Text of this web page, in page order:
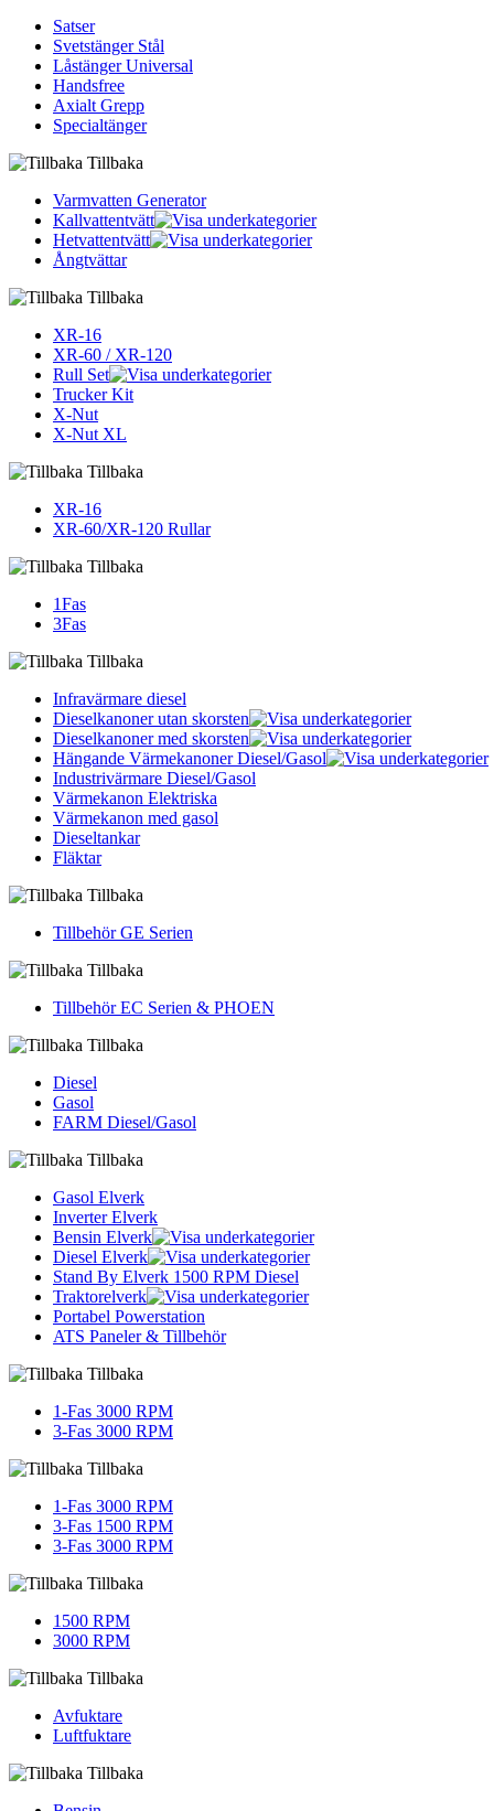
Satser
Svetstänger Stål
Låstänger Universal
Handsfree
Axialt Grepp
Specialtänger
Tillbaka
Varmvatten Generator
Kallvattentvätt
Hetvattentvätt
Ångtvättar
Tillbaka
XR-16
XR-60 / XR-120
Rull Set
Trucker Kit
X-Nut
X-Nut XL
Tillbaka
XR-16
XR-60/XR-120 Rullar
Tillbaka
1Fas
3Fas
Tillbaka
Infravärmare diesel
Dieselkanoner utan skorsten
Dieselkanoner med skorsten
Hängande Värmekanoner Diesel/Gasol
Industrivärmare Diesel/Gasol
Värmekanon Elektriska
Värmekanon med gasol
Dieseltankar
Fläktar
Tillbaka
Tillbehör GE Serien
Tillbaka
Tillbehör EC Serien & PHOEN
Tillbaka
Diesel
Gasol
FARM Diesel/Gasol
Tillbaka
Gasol Elverk
Inverter Elverk
Bensin Elverk
Diesel Elverk
Stand By Elverk 1500 RPM Diesel
Traktorelverk
Portabel Powerstation
ATS Paneler & Tillbehör
Tillbaka
1-Fas 3000 RPM
3-Fas 3000 RPM
Tillbaka
1-Fas 3000 RPM
3-Fas 1500 RPM
3-Fas 3000 RPM
Tillbaka
1500 RPM
3000 RPM
Tillbaka
Avfuktare
Luftfuktare
Tillbaka